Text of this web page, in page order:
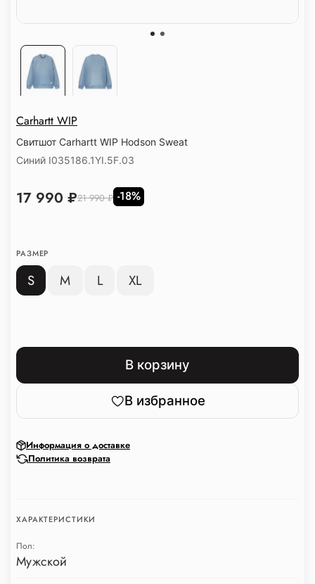
Carhartt WIP
Свитшот Carhartt WIP Hodson Sweat
Синий I035186.1YI.5F.03
РАЗМЕР
S M L XL
17 990 ₽21 990 ₽ -18%
В корзину
В избранное
Информация о доставке
Политика возврата
ХАРАКТЕРИСТИКИ
Пол:
Мужской